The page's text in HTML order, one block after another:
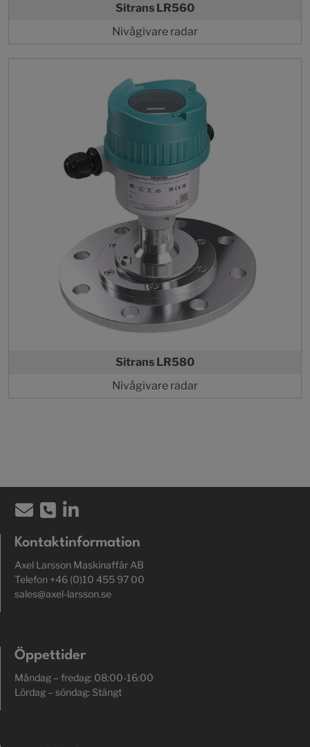
Sitrans LR560
Nivågivare radar
Sitrans LR580
Nivågivare radar
Kontaktinformation
Axel Larsson Maskinaffär AB
Telefon +46 (0)10 455 97 00
sales@axel-larsson.se
Öppettider
Måndag – fredag: 08:00-16:00
Lördag – söndag: Stängt